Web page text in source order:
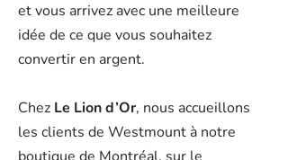
et vous arrivez avec une meilleure
idée de ce que vous souhaitez
convertir en argent.
Chez Le Lion d’Or, nous accueillons
les clients de Westmount à notre